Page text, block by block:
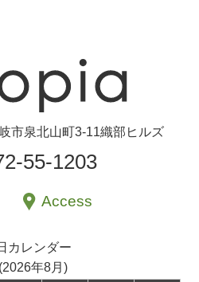
市泉北山町3-11織部ヒルズ
55-1203
Access
カレンダー
年8月)